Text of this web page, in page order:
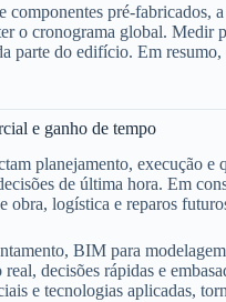
pré-fabricados,
o cronograma global.
parte do edifício. Em
e ganho de tempo
planejamento, execução
de última hora. Em
obra, logística e reparos
BIM para
decisões rápidas e
e tecnologias aplicadas,